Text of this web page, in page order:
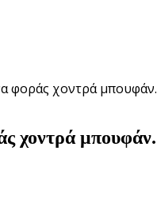
φοράς χοντρά μπουφάν.
χοντρά μπουφάν.